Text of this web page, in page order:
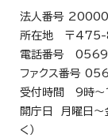
法人番号
所在地 〒475-
電話番号
ファクス番号
受付時間 9時～
開庁日 月曜日～
く）